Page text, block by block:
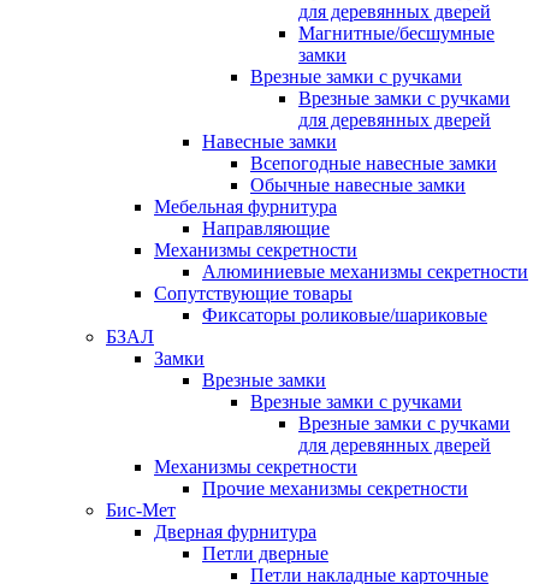
для деревянных дверей
Магнитные/бесшумные
замки
Врезные замки с ручками
Врезные замки с ручками
для деревянных дверей
Навесные замки
Всепогодные навесные замки
Обычные навесные замки
Мебельная фурнитура
Направляющие
Механизмы секретности
Алюминиевые механизмы секретности
Сопутствующие товары
Фиксаторы роликовые/шариковые
БЗАЛ
Замки
Врезные замки
Врезные замки с ручками
Врезные замки с ручками
для деревянных дверей
Механизмы секретности
Прочие механизмы секретности
Бис-Мет
Дверная фурнитура
Петли дверные
Петли накладные карточные